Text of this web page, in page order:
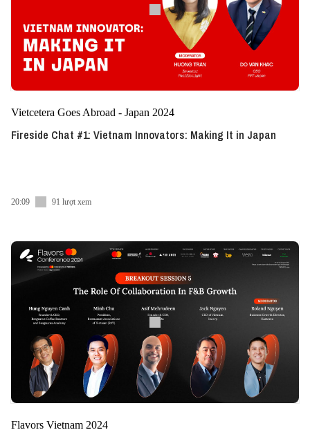
Vietcetera Goes Abroad - Japan 2024
Fireside Chat #1: Vietnam Innovators: Making It in Japan
20:09 91 lượt xem
Flavors Vietnam 2024